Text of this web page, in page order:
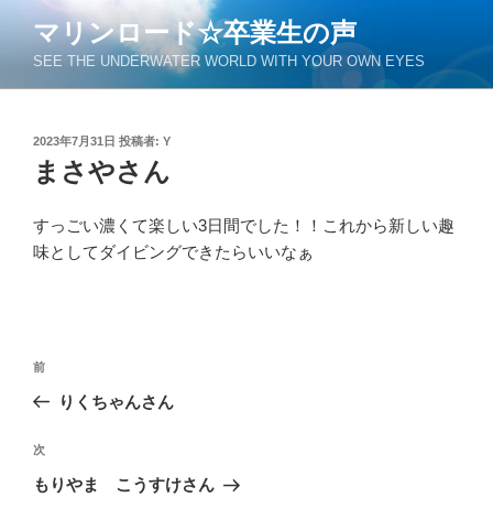
ン
マリンロード☆卒業生の声
SEE THE UNDERWATER WORLD WITH YOUR OWN EYES
投
日:
2023年7月31日 投稿者: Y
まさやさん
すっごい濃くて楽しい3日間でした！！これから新しい趣
味としてダイビングできたらいいなぁ
投
ビ
ゲ
過
去
投
稿
前
りくちゃんさん
次
の
次
もりやま こうすけさん